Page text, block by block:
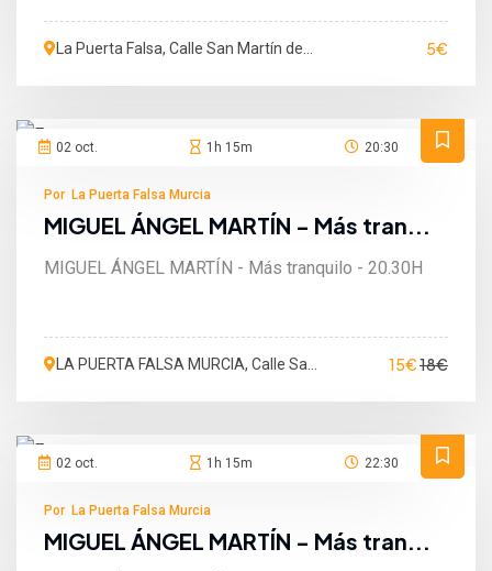
La Puerta Falsa, Calle San Martín de
5€
02 oct. 1h 15m 20:30
Por La Puerta Falsa Murcia
MIGUEL ÁNGEL MARTÍN - Más tran...
MIGUEL ÁNGEL MARTÍN - Más tranquilo - 20.30H
LA PUERTA FALSA MURCIA, Calle San
15€18€
02 oct. 1h 15m 22:30
Por La Puerta Falsa Murcia
MIGUEL ÁNGEL MARTÍN - Más tran...